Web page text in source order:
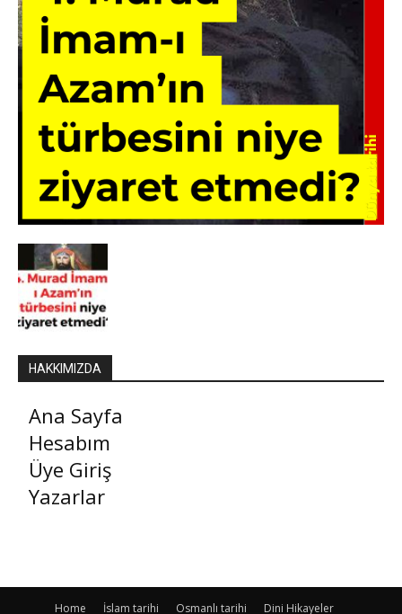
HAKKIMIZDA
Ana Sayfa
Hesabım
Üye Giriş
Yazarlar
Home İslam tarihi Osmanlı tarihi Dini Hikayeler